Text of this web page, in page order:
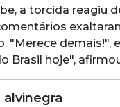
a torcida reagiu
"Merece demais!",
Brasil hoje",